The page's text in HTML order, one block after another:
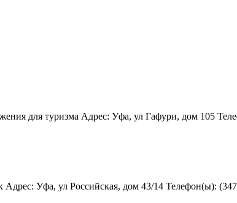
для туризма Адрес: Уфа, ул Гафури, дом 105
Уфа, ул Российская, дом 43/14 Телефон(ы):